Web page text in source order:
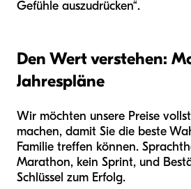
Gefühle auszudrücken“.
Den Wert verstehen:
Jahrespläne
Wir möchten unsere Preise
machen, damit Sie die beste
Familie treffen können.
Marathon, kein Sprint, und
Schlüssel zum Erfolg.